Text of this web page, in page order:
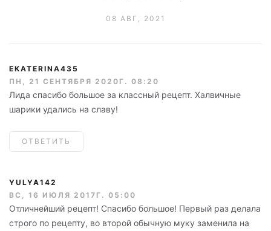
08 АВГ, 2021
EKATERINA435
ПН, 21 СЕНТЯБРЯ 2020Г. 08:20
Лида спасибо большое за классный рецепт. Халвичные
шарики удались на славу!
ОТВЕТИТЬ
YULYA142
ВС, 16 ИЮЛЯ 2017Г. 05:00
Отличнейший рецепт! Спасибо большое! Первый раз делала
строго по рецепту, во второй обычную муку заменила на